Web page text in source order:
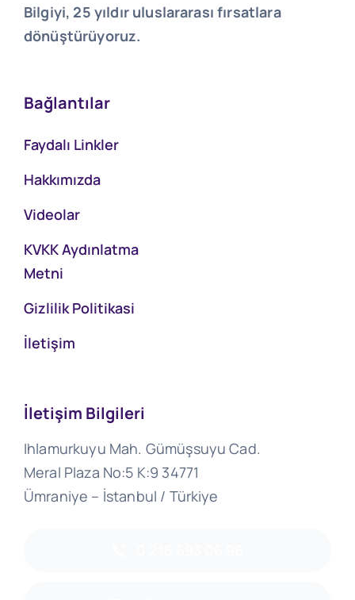
Bilgiyi, 25 yıldır uluslararası fırsatlara
dönüştürüyoruz.
Bağlantılar
Faydalı Linkler
Hakkımızda
Videolar
KVKK Aydınlatma
Metni
Gizlilik Politikasi
İletişim
İletişim Bilgileri
Ihlamurkuyu Mah. Gümüşsuyu Cad.
Meral Plaza No:5 K:9 34771
Ümraniye – İstanbul / Türkiye